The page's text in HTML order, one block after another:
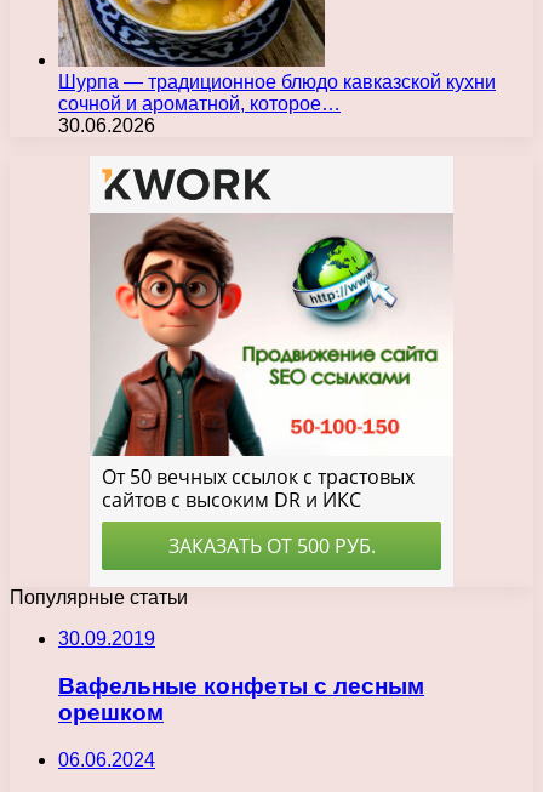
Шурпа — традиционное блюдо кавказской кухни
сочной и ароматной, которое…
30.06.2026
Популярные статьи
30.09.2019
Вафельные конфеты с лесным
орешком
06.06.2024